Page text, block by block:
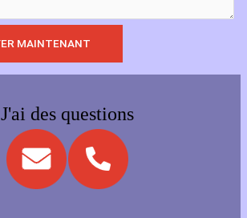
J'ai des questions